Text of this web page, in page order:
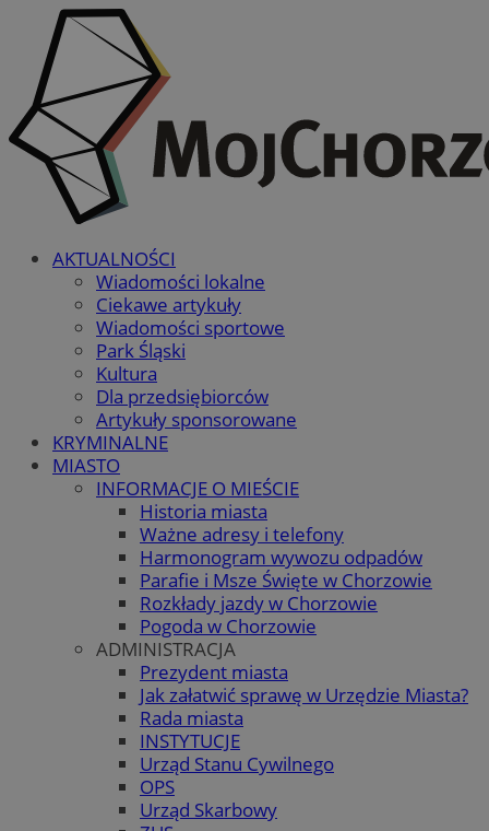
AKTUALNOŚCI
Wiadomości lokalne
Ciekawe artykuły
Wiadomości sportowe
Park Śląski
Kultura
Dla przedsiębiorców
Artykuły sponsorowane
KRYMINALNE
MIASTO
INFORMACJE O MIEŚCIE
Historia miasta
Ważne adresy i telefony
Harmonogram wywozu odpadów
Parafie i Msze Święte w Chorzowie
Rozkłady jazdy w Chorzowie
Pogoda w Chorzowie
ADMINISTRACJA
Prezydent miasta
Jak załatwić sprawę w Urzędzie Miasta?
Rada miasta
INSTYTUCJE
Urząd Stanu Cywilnego
OPS
Urząd Skarbowy